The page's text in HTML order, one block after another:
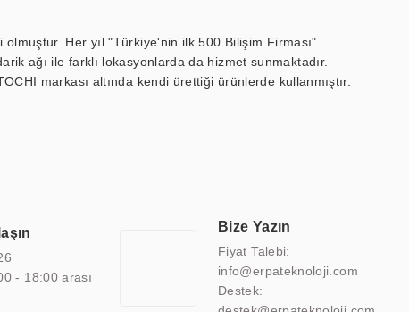
Her yıl "Türkiye'nin ilk 500 Bilişim Firması"
ağı ile farklı lokasyonlarda da hizmet sunmaktadır.
markası altında kendi ürettiği ürünlerde kullanmıştır.
şekilde hareket etmektedir. Kaliteli ekipmanı, uzman kadroları,
sağlamaktadır.
- 18:00 arası
Bize Yazın
Fiyat Talebi:
info@erpateknoloji.com
Destek: